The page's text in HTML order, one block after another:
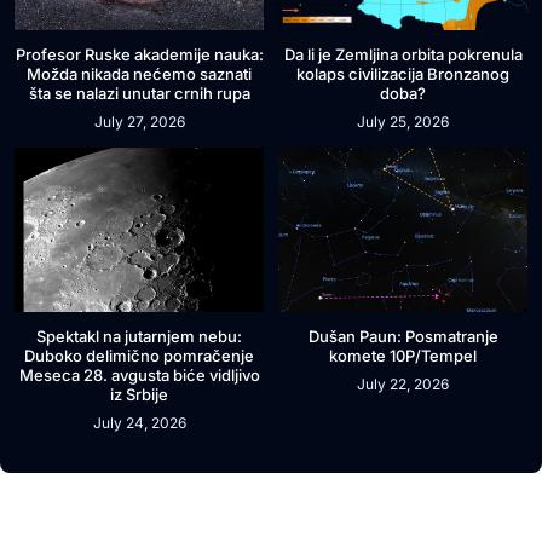
Profesor Ruske akademije nauka:
Možda nikada nećemo saznati
šta se nalazi unutar crnih rupa
July 27, 2026
Da li je Zemljina orbita pokrenula
kolaps civilizacija Bronzanog
doba?
July 25, 2026
Spektakl na jutarnjem nebu:
Duboko delimično pomračenje
Meseca 28. avgusta biće vidljivo
iz Srbije
July 24, 2026
Dušan Paun: Posmatranje
komete 10P/Tempel
July 22, 2026